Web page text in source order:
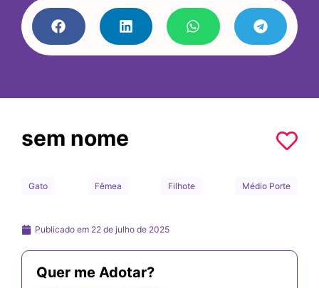
sem nome
Gato Fêmea Filhote Médio Porte
Publicado em 22 de julho de 2025
Quer me Adotar?